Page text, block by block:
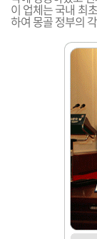
이 업체는 국내 최
하여 몽골 정부의